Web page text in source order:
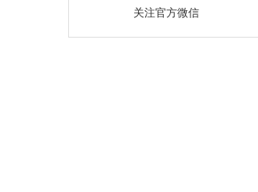
幸福家园社区基金
关注官方微信